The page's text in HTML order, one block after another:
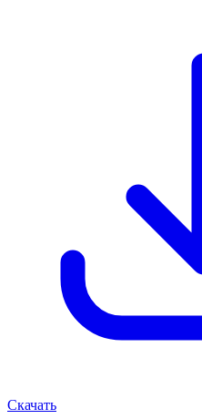
Скачать